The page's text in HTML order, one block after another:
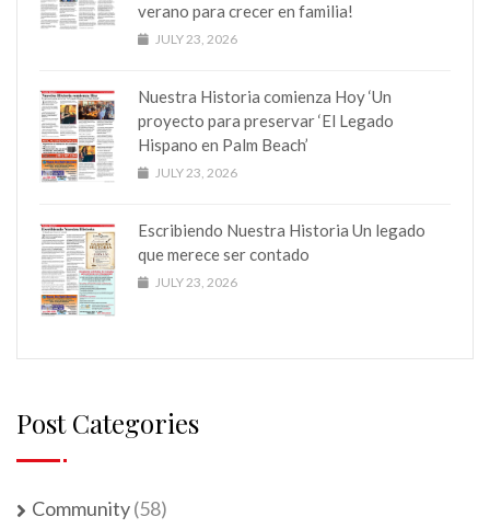
verano para crecer en familia!
JULY 23, 2026
Nuestra Historia comienza Hoy ‘Un
proyecto para preservar ‘El Legado
Hispano en Palm Beach’
JULY 23, 2026
Escribiendo Nuestra Historia Un legado
que merece ser contado
JULY 23, 2026
Post Categories
Community(58)